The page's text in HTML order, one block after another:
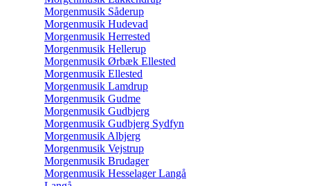
Morgenmusik Såderup
Morgenmusik Hudevad
Morgenmusik Herrested
Morgenmusik Hellerup
Morgenmusik Ørbæk Ellested
Morgenmusik Ellested
Morgenmusik Lamdrup
Morgenmusik Gudme
Morgenmusik Gudbjerg
Morgenmusik Gudbjerg Sydfyn
Morgenmusik Albjerg
Morgenmusik Vejstrup
Morgenmusik Brudager
Morgenmusik Hesselager Langå